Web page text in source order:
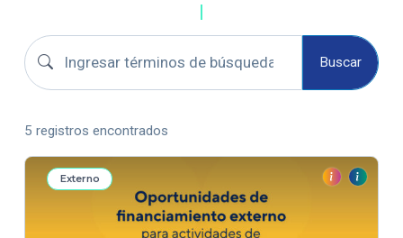
Buscar boletines Buscar
5 registros encontrados
Externo